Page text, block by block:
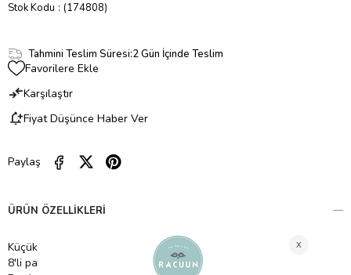
Stok Kodu (174808)
Tahmini Teslim Süresi:2 Gün İçinde Teslim
Favorilere Ekle
Karşılaştır
Fiyat Düşünce Haber Ver
Paylaş
ÜRÜN ÖZELLIKLERI
Küçük
8'li paket